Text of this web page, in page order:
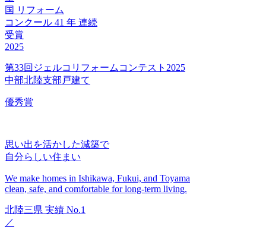
国 リフォーム
コンクール 41 年 連続
受賞
2025
第33回ジェルコリフォームコンテスト2025
中部北陸支部戸建て
優秀賞
思い出を活かした減築で
自分らしい住まい
We make homes in Ishikawa, Fukui, and Toyama
clean, safe, and comfortable for long-term living.
北陸三県 実績 No.1
／